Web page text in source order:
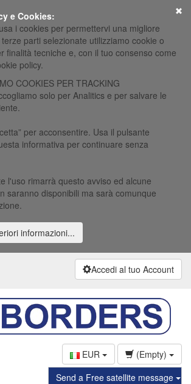
e Cookies:
i cookies per permettervi una migliore
parti selezionate utilizziamo cookie o
finalità tecniche e, con il tuo consenso come
policy.
COOKIES PER TRACKING
solo per Analitics e per salvare le
per acconsentire. Usa il pulsante
informativa per continuare senza
l'uso rimarrà questo avviso ed alcune
saranno disponibili ma sarà comunque
informazioni...
×
Accedi al tuo Account
EUR
(Empty)
Send a Free satellite message